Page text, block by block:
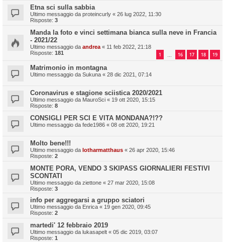
Etna sci sulla sabbia
Ultimo messaggio da proteincurly « 26 lug 2022, 11:30
Risposte: 3
Manda la foto e vinci settimana bianca sulla neve in Francia
- 2021/22
Ultimo messaggio da andrea « 11 feb 2022, 21:18
Risposte: 181 1 16 17 18 19
Matrimonio in montagna
Ultimo messaggio da Sukuna « 28 dic 2021, 07:14
Coronavirus e stagione sciistica 2020/2021
Ultimo messaggio da MauroSci « 19 ott 2020, 15:15
Risposte: 8
CONSIGLI PER SCI E VITA MONDANA?!??
Ultimo messaggio da fede1986 « 08 ott 2020, 19:21
Molto bene!!!
Ultimo messaggio da lotharmatthaus « 26 apr 2020, 15:46
Risposte: 2
MONTE PORA, VENDO 3 SKIPASS GIORNALIERI FESTIVI
SCONTATI
Ultimo messaggio da ziettone « 27 mar 2020, 15:08
Risposte: 3
info per aggregarsi a gruppo sciatori
Ultimo messaggio da Enrica « 19 gen 2020, 09:45
Risposte: 2
martedi' 12 febbraio 2019
Ultimo messaggio da lukasapelt « 05 dic 2019, 03:07
Risposte: 1